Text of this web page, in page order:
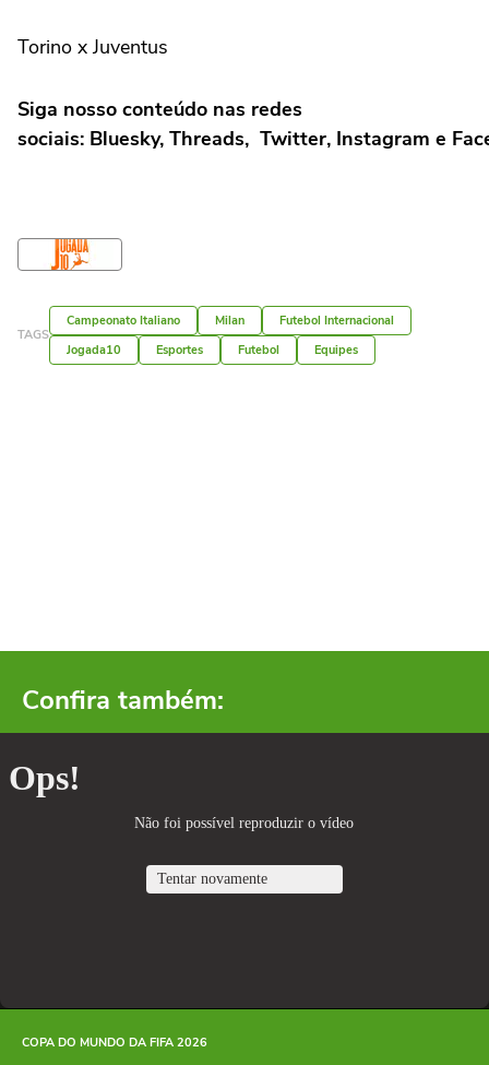
Torino x Juventus
Siga nosso conteúdo nas redes
sociais: Bluesky, Threads, Twitter, Instagram e
TAGS
Campeonato Italiano Milan
Futebol Internacional
Jogada10
Esportes Futebol Equipes
Confira também:
COPA DO MUNDO DA FIFA 2026